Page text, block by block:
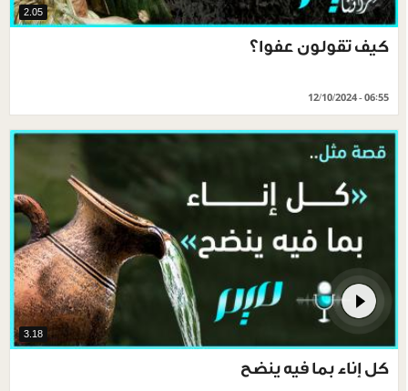
2.05
كيف تقولون عفوا؟
12/10/2024 - 06:55
3.18
كل إناء بما فيه ينضح